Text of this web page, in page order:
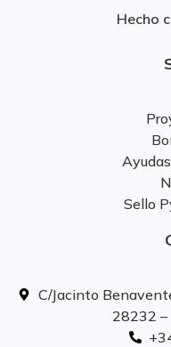
Hecho
Sello
C/Jacinto
28232 –